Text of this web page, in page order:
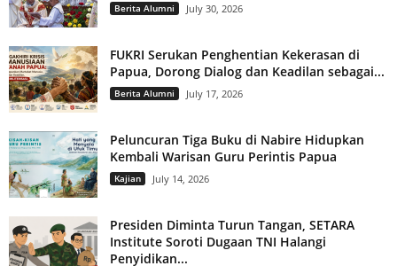
Berita Alumni July 30, 2026
FUKRI Serukan Penghentian Kekerasan di
Papua, Dorong Dialog dan Keadilan sebagai...
Berita Alumni July 17, 2026
Peluncuran Tiga Buku di Nabire Hidupkan
Kembali Warisan Guru Perintis Papua
Kajian July 14, 2026
Presiden Diminta Turun Tangan, SETARA
Institute Soroti Dugaan TNI Halangi
Penyidikan...